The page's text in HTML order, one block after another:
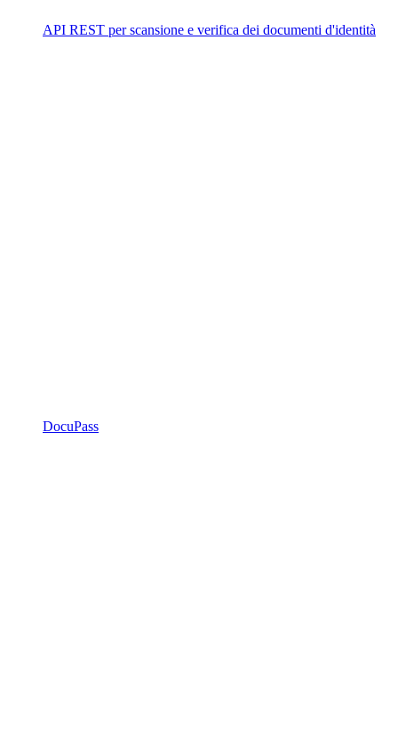
API REST per scansione e verifica dei documenti d'identità
DocuPass